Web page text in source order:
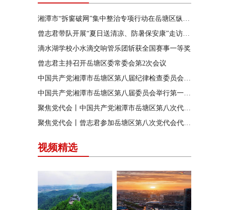
湘潭市“拆窗破网”集中整治专项行动在岳塘区纵深推进
曾志君带队开展“夏日送清凉、防暑保安康”走访慰问
滴水湖学校小水滴交响管乐团斩获全国赛事一等奖
曾志君主持召开岳塘区委常委会第2次会议
中国共产党湘潭市岳塘区第八届纪律检查委员会召开第一次全体会议
中国共产党湘潭市岳塘区第八届委员会举行第一次全体（扩大）会议
聚焦党代会丨中国共产党湘潭市岳塘区第八次代表大会胜利闭幕
聚焦党代会丨曾志君参加岳塘区第八次党代会代表团分团讨论
视频精选